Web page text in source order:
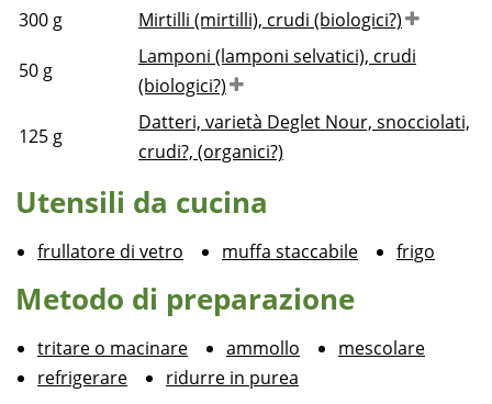
300 g Mirtilli (mirtilli), crudi (biologici?)
50 g
Lamponi (lamponi selvatici), crudi
(biologici?)
125 g
Datteri, varietà Deglet Nour, snocciolati,
crudi?, (organici?)
Utensili da cucina
frullatore di vetro muffa staccabile frigo
Metodo di preparazione
tritare o macinare ammollo
mescolare
refrigerare
ridurre in purea